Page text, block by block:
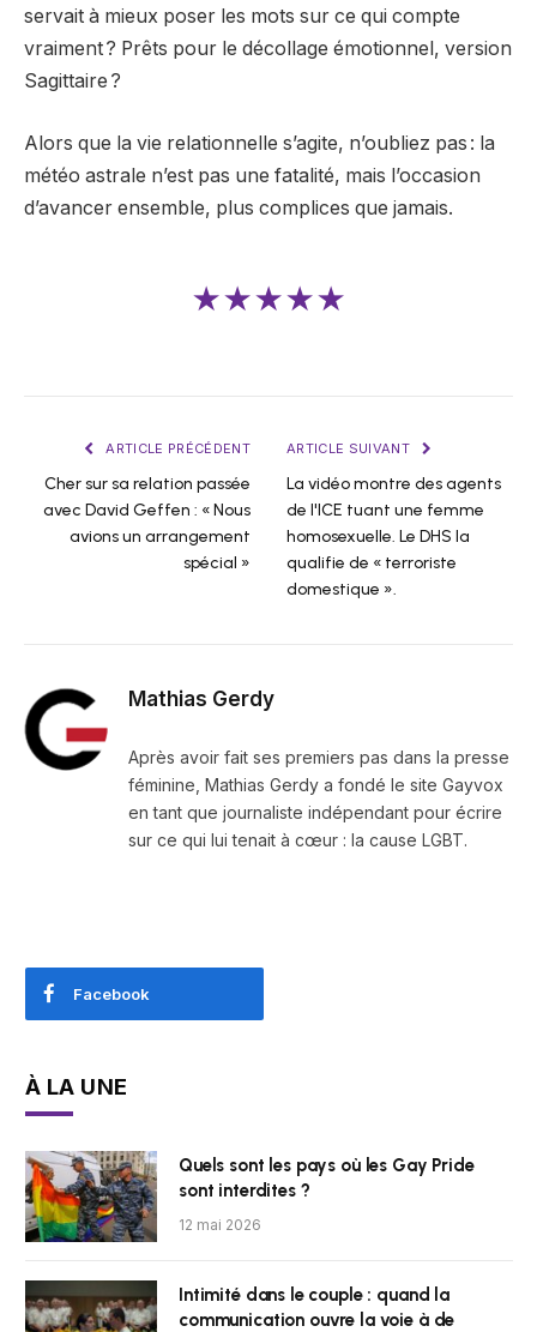
servait à mieux poser les mots sur ce qui compte
vraiment ? Prêts pour le décollage émotionnel, version
Sagittaire ?
Alors que la vie relationnelle s’agite, n’oubliez pas : la
météo astrale n’est pas une fatalité, mais l’occasion
d’avancer ensemble, plus complices que jamais.
★★★★★
ARTICLE PRÉCÉDENT
Cher sur sa relation passée
avec David Geffen : « Nous
avions un arrangement
spécial »
ARTICLE SUIVANT
La vidéo montre des agents
de l'ICE tuant une femme
homosexuelle. Le DHS la
qualifie de « terroriste
domestique ».
Mathias Gerdy
Après avoir fait ses premiers pas dans la presse
féminine, Mathias Gerdy a fondé le site Gayvox
en tant que journaliste indépendant pour écrire
sur ce qui lui tenait à cœur : la cause LGBT.
Facebook
À LA UNE
Quels sont les pays où les Gay Pride
sont interdites ?
12 mai 2026
Intimité dans le couple : quand la
communication ouvre la voie à de